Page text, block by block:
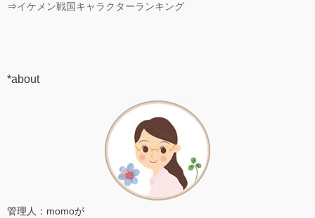
⇒イケメン戦国キャラクターランキング
*about
管理人：momoが